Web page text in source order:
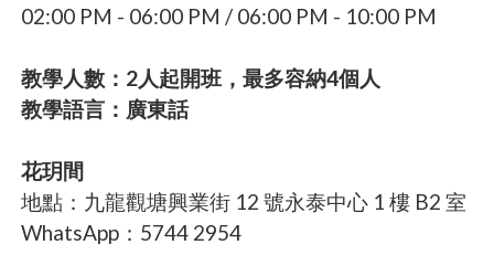
02:00 PM - 06:00 PM / 06:00 PM - 10:00 PM
教學人數：2人起開班，最多容納4個人
教學語言：廣東話
花玥間
地點：九龍觀塘興業街 12 號永泰中心 1 樓 B2 室
WhatsApp：5744 2954